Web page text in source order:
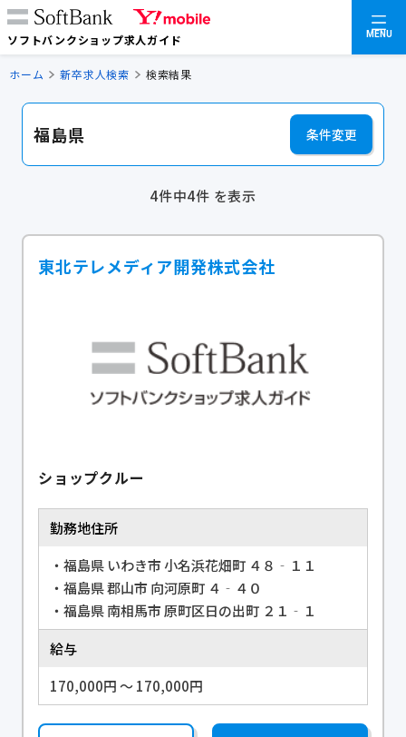
ソフトバンクショップ求人ガイド MENU
ホーム 新卒求人検索 検索結果
福島県 条件変更
4件中4件 を表示
東北テレメディア開発株式会社
ショップクルー
勤務地住所
・福島県 いわき市 小名浜花畑町 ４８‐１１
・福島県 郡山市 向河原町 ４‐４０
・福島県 南相馬市 原町区日の出町 ２１‐１
給与
170,000円 〜 170,000円